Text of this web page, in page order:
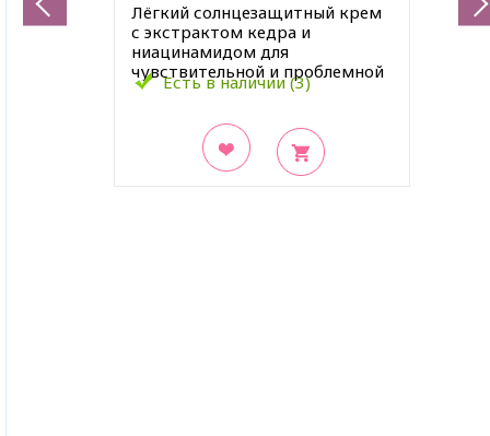
Лёгкий солнцезащитный крем
с экстрактом кедра и
ниацинамидом для
чувствительной и проблемной
кожи, 40 мл
Есть в наличии (3)